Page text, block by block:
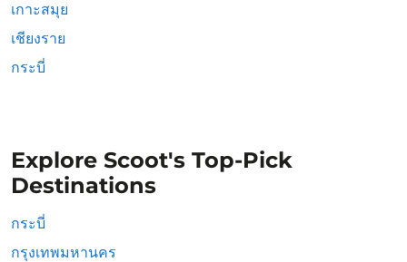
เกาะสมุย
เชียงราย
กระบี่
Explore Scoot's Top-Pick
Destinations
กระบี่
กรุงเทพมหานคร